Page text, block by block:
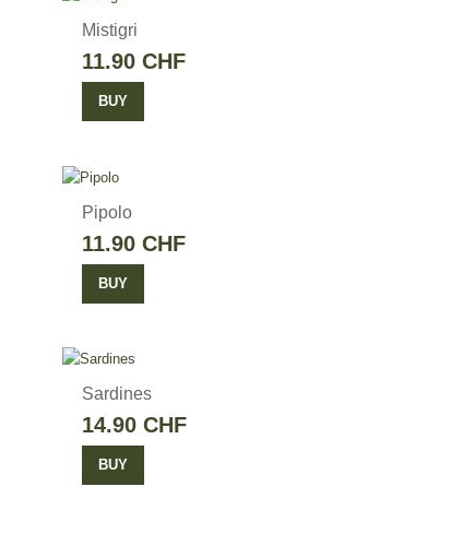
Mistigri
11.90 CHF
BUY
Pipolo
11.90 CHF
BUY
Sardines
14.90 CHF
BUY